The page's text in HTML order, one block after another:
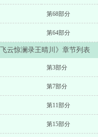
第68部分
第64部分
飞云惊澜录王晴川》章节列表
第3部分
第7部分
第11部分
第15部分